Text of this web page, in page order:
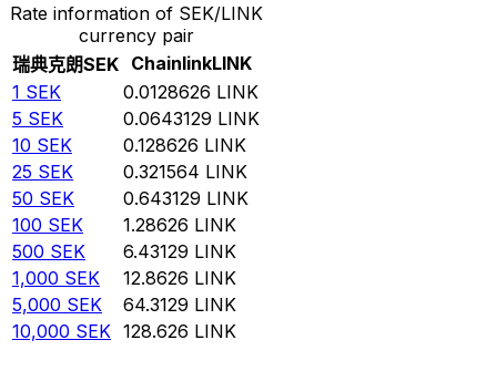
Rate information of SEK/LINK
currency pair
瑞典克朗SEK ChainlinkLINK
1 SEK 0.0128626 LINK
5 SEK 0.0643129 LINK
10 SEK 0.128626 LINK
25 SEK 0.321564 LINK
50 SEK 0.643129 LINK
100 SEK 1.28626 LINK
500 SEK 6.43129 LINK
1,000 SEK 12.8626 LINK
5,000 SEK 64.3129 LINK
10,000 SEK 128.626 LINK